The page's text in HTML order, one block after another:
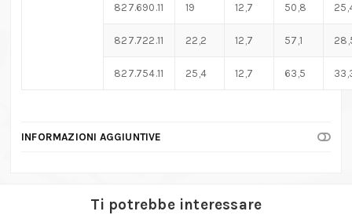
827.690.11 19 12,7 50,8
827.722.11 22,2 12,7 57,1
827.754.11 25,4 12,7 63,5
INFORMAZIONI AGGIUNTIVE
Ti potrebbe interessare